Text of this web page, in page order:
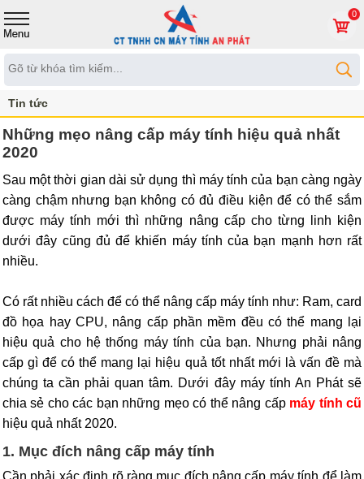
0
Tin tức
Những mẹo nâng cấp máy tính hiệu quả nhất
2020
Sau một thời gian dài sử dụng thì máy tính của bạn càng ngày
càng chậm nhưng bạn không có đủ điều kiện để có thể sắm
được máy tính mới thì những nâng cấp cho từng linh kiện
dưới đây cũng đủ để khiến máy tính của bạn mạnh hơn rất
nhiều.
Có rất nhiều cách để có thể nâng cấp máy tính như: Ram, card
đồ họa hay CPU, nâng cấp phần mềm đều có thể mang lại
hiệu quả cho hệ thống máy tính của bạn. Nhưng phải nâng
cấp gì để có thể mang lại hiệu quả tốt nhất mới là vấn đề mà
chúng ta cần phải quan tâm. Dưới đây máy tính An Phát sẽ
chia sẻ cho các bạn những mẹo có thể nâng cấp máy tính cũ
hiệu quả nhất 2020.
1. Mục đích nâng cấp máy tính
Cần phải xác định rõ ràng mục đích nâng cấp máy tính để làm